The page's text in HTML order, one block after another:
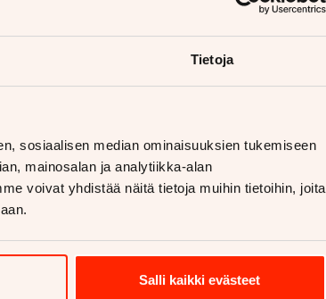
Tietoja
sosiaalisen median ominaisuuksien tukemiseen
mainosalan ja analytiikka-alan
voivat yhdistää näitä tietoja muihin tietoihin, joita
Salli kaikki evästeet